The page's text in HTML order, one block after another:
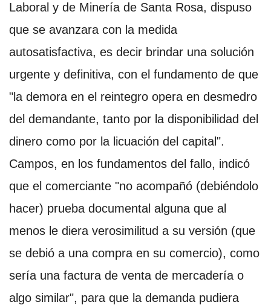
Laboral y de Minería de Santa Rosa, dispuso
que se avanzara con la medida
autosatisfactiva, es decir brindar una solución
urgente y definitiva, con el fundamento de que
"la demora en el reintegro opera en desmedro
del demandante, tanto por la disponibilidad del
dinero como por la licuación del capital".
Campos, en los fundamentos del fallo, indicó
que el comerciante "no acompañó (debiéndolo
hacer) prueba documental alguna que al
menos le diera verosimilitud a su versión (que
se debió a una compra en su comercio), como
sería una factura de venta de mercadería o
algo similar", para que la demanda pudiera